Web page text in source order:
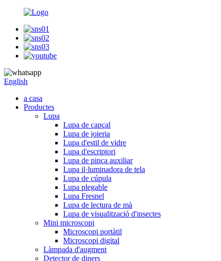
English
a casa
Productes
Lupa
Lupa de capçal
Lupa de joieria
Lupa d'estil de vidre
Lupa d'escriptori
Lupa de pinça auxiliar
Lupa il·luminadora de tela
Lupa de cúpula
Lupa plegable
Lupa Fresnel
Lupa de lectura de mà
Lupa de visualització d'insectes
Mini microscopi
Microscopi portàtil
Microscopi digital
Làmpada d'augment
Detector de diners